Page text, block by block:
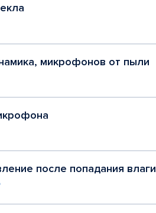
микрофонов от пыли
после попадания влаги